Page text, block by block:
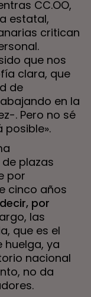
CC.OO,
estatal,
critican
que nos
clara, que
de
en la
. Pero no sé
posible».
plazas
por
cinco años
por
las
que es el
huelga, ya
nacional
no da